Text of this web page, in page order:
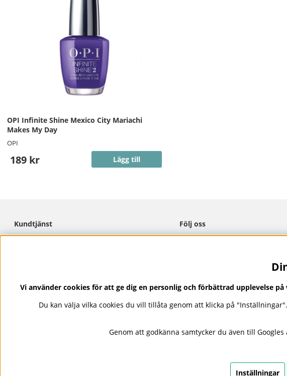
OPI Infinite Shine Mexico City Mariachi
Makes My Day
OPI
189 kr Lägg till
Kundtjänst
Kontakta Oss
Ångra köp
Följ oss
TikTok
Youtube
snabb och trygg leverans, säkra betalningar och
Vi använder cookies för att ge dig en personlig och förbättrad upplevelse
Du kan välja vilka cookies du vill tillåta genom att klicka på
Genom att godkänna samtycker du även till
Inställningar